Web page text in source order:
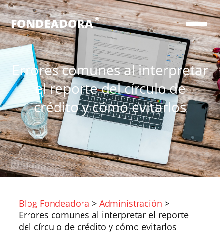
FONDEADORA®
Errores comunes al interpretar
el reporte del círculo de
crédito y cómo evitarlos
Blog Fondeadora > Administración >
Errores comunes al interpretar el reporte
del círculo de crédito y cómo evitarlos